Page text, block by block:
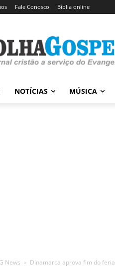
Fale Conosco Bíblia online
NOTÍCIAS MÚSICA
News Dinamarca aprova fim do